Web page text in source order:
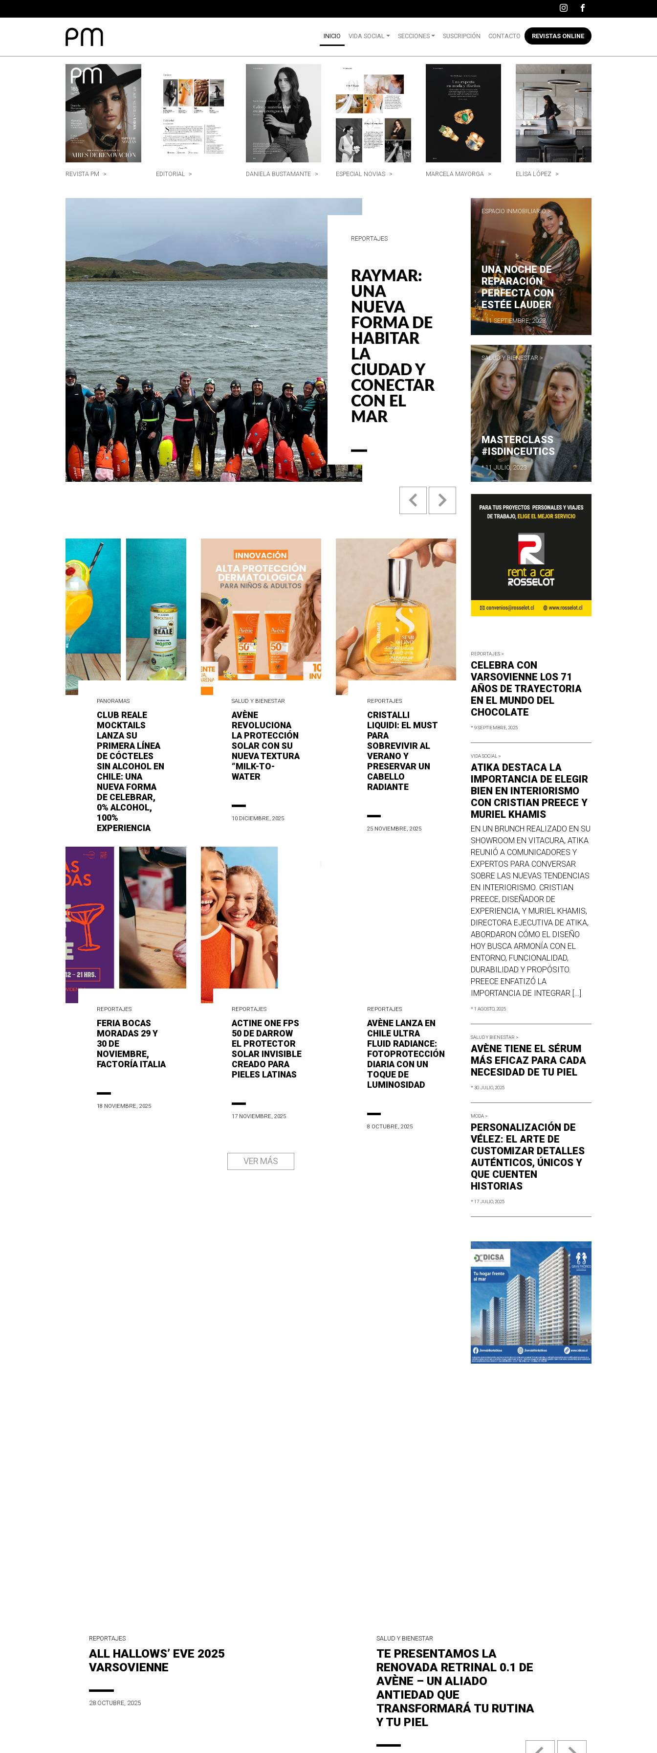
INICIO VIDA SOCIAL SECCIONES SUSCRIPCIÓN CONTACTO REVISTAS ONLINE
REVISTA PM > EDITORIAL > DANIELA BUSTAMANTE > ESPECIAL NOVIAS > MARCELA MAYORGA > ELISA LÓPEZ >
REPORTAJES
VIÑA
AQUITANIA
RENUEVA
LA
IMAGEN
DE SUS
PRINCIPALES
LÍNEAS Y
PROYECTA
UNA
ETAPA
Previous Next
PANORAMAS
CLUB REALE
MOCKTAILS
LANZA SU
PRIMERA LÍNEA
DE CÓCTELES
SIN ALCOHOL EN
CHILE: UNA
NUEVA FORMA
DE CELEBRAR,
0% ALCOHOL,
100%
EXPERIENCIA
10 FEBRERO, 2026
SALUD Y BIENESTAR
AVÈNE
REVOLUCIONA
LA PROTECCIÓN
SOLAR CON SU
NUEVA TEXTURA
“MILK-TO-
WATER
10 DICIEMBRE, 2025
REPORTAJES
CRISTALLI
LIQUIDI: EL MUST
PARA
SOBREVIVIR AL
VERANO Y
PRESERVAR UN
CABELLO
RADIANTE
25 NOVIEMBRE, 2025
REPORTAJES
FERIA BOCAS
MORADAS 29 Y
30 DE
NOVIEMBRE,
FACTORÍA ITALIA
18 NOVIEMBRE, 2025
REPORTAJES
ACTINE ONE FPS
50 DE DARROW
EL PROTECTOR
SOLAR INVISIBLE
CREADO PARA
PIELES LATINAS
17 NOVIEMBRE, 2025
REPORTAJES
AVÈNE LANZA EN
CHILE ULTRA
FLUID RADIANCE:
FOTOPROTECCIÓN
DIARIA CON UN
TOQUE DE
LUMINOSIDAD
8 OCTUBRE, 2025
VER MÁS
ESPACIO INMOBILIARIO >
UNA NOCHE DE
REPARACIÓN
PERFECTA CON
ESTÉE LAUDER
* 11 SEPTIEMBRE, 2023
SALUD Y BIENESTAR >
MASTERCLASS
#ISDINCEUTICS
* 11 JULIO, 2023
REPORTAJES >
CELEBRA CON
VARSOVIENNE LOS 71
AÑOS DE TRAYECTORIA
EN EL MUNDO DEL
CHOCOLATE
* 9 SEPTIEMBRE, 2025
VIDA SOCIAL >
ATIKA DESTACA LA
IMPORTANCIA DE ELEGIR
BIEN EN INTERIORISMO
CON CRISTIAN PREECE Y
MURIEL KHAMIS
EN UN BRUNCH REALIZADO EN SU
SHOWROOM EN VITACURA, ATIKA
REUNIÓ A COMUNICADORES Y
EXPERTOS PARA CONVERSAR
SOBRE LAS NUEVAS TENDENCIAS
EN INTERIORISMO. CRISTIAN
PREECE, DISEÑADOR DE
EXPERIENCIA, Y MURIEL KHAMIS,
DIRECTORA EJECUTIVA DE ATIKA,
ABORDARON CÓMO EL DISEÑO
HOY BUSCA ARMONÍA CON EL
ENTORNO, FUNCIONALIDAD,
DURABILIDAD Y PROPÓSITO.
PREECE ENFATIZÓ LA
IMPORTANCIA DE INTEGRAR […]
* 1 AGOSTO, 2025
SALUD Y BIENESTAR >
AVÈNE TIENE EL SÉRUM
MÁS EFICAZ PARA CADA
NECESIDAD DE TU PIEL
* 30 JULIO, 2025
MODA >
PERSONALIZACIÓN DE
VÉLEZ: EL ARTE DE
CUSTOMIZAR DETALLES
AUTÉNTICOS, ÚNICOS Y
QUE CUENTEN
HISTORIAS
* 17 JULIO, 2025
REPORTAJES
ALL HALLOWS’ EVE 2025
VARSOVIENNE
28 OCTUBRE, 2025
SALUD Y BIENESTAR
TE PRESENTAMOS LA
RENOVADA RETRINAL 0.1 DE
AVÈNE – UN ALIADO
ANTIEDAD QUE
TRANSFORMARÁ TU RUTINA
Y TU PIEL